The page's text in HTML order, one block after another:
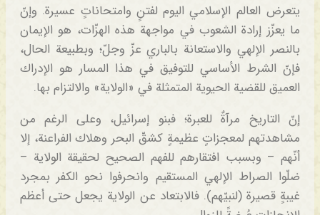
‏يتعرض العالم الإسلامي اليوم لفتنٍ وامتحاناتٍ عسيرة. وإنّ
ما يعزّز إرادة الشعوب في مواجهة هذه الهزّات، هو الإيمان
بالنصر الإلهي والاستعانة بالباري عزّ وجلّ؛ وبطبيعة الحال،
فإنّ الشرط الأساسي للتوفيق في هذا المسار هو الإدراك
العميق للقضية الحيوية المتمثلة في «الولاية» والالتزام بها.
‏إنّ التاريخ مرآةٌ للعبرة؛ فبنو إسرائيل، وعلى الرغم من
مشاهدتهم لمعجزاتٍ عظيمةٍ كشقّ البحر وهلاك الفراعنة، إلا
أنّهم – وبسبب افتقارهم للفهم الصحيح لحقيقة الولاية –
ضلّوا الصراط الإلهي المستقيم وانحرفوا نحو الكفر بمجرد
غيبةٍ قصيرة (لنبيّهم). فالابتعاد عن الولاية يجعل حتى أعظم